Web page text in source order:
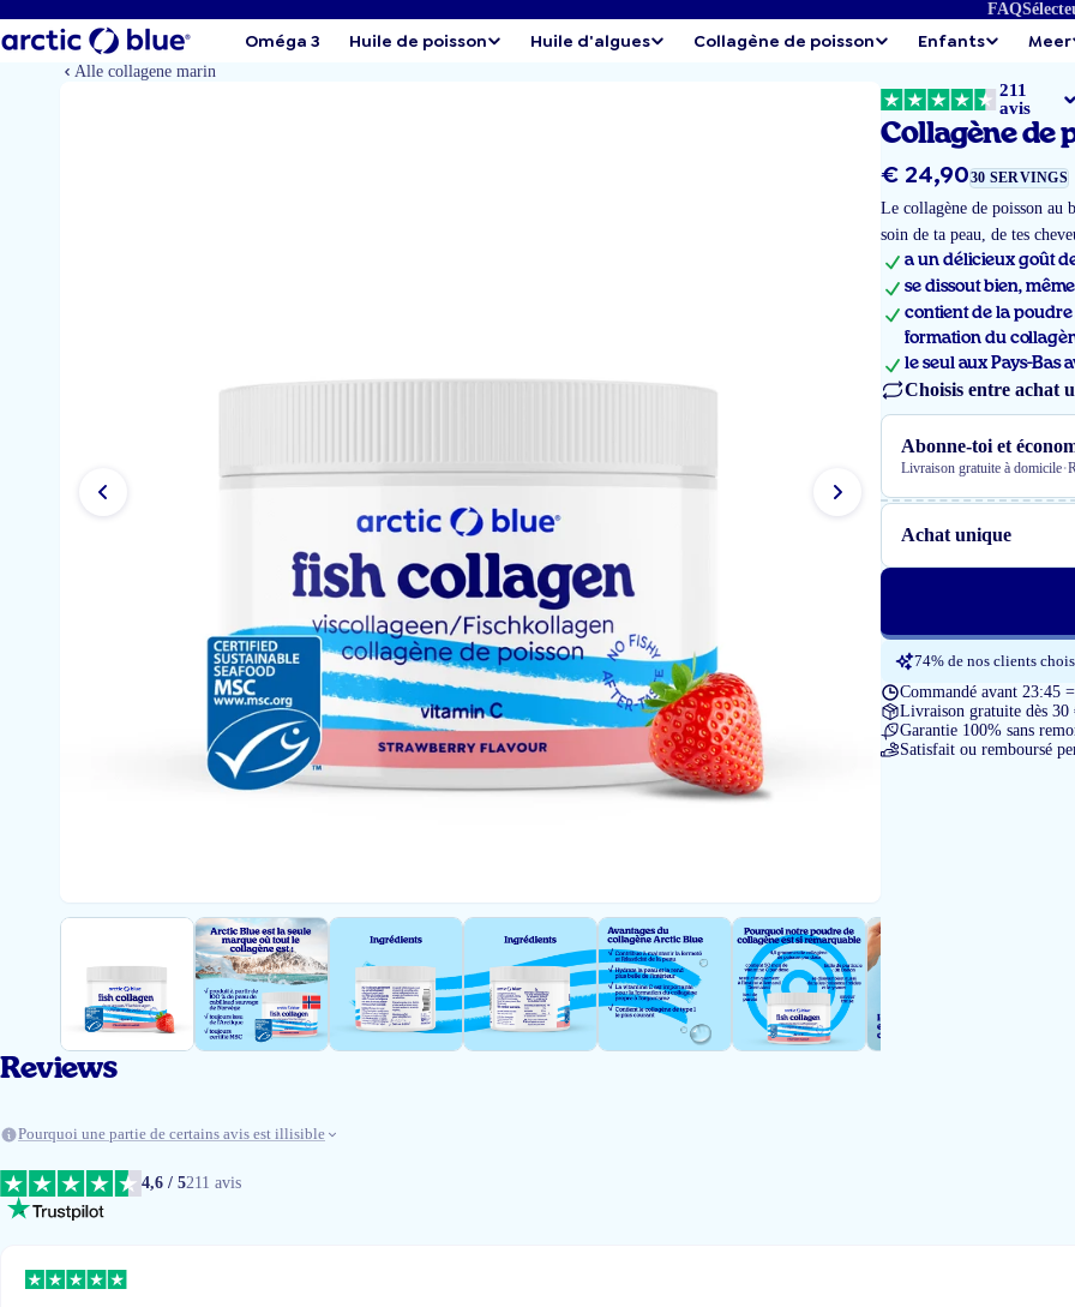
FAQ
Oméga 3 Huile de poisson Huile d'algues Collagène de poisson Enfants Meer
Alle collagene marin
211
avis
Collagène de
Prix
régulier
€ 24,9030 SERVINGS
Le collagène de poisson au
soin de ta peau, de tes
a un délicieux goût
se dissout bien,
contient de la
formation du
le seul aux Pays-Bas
Choisis entre achat
Abonne-toi et
Livraison gratuite à domicile·
Achat unique
74% de nos clients
Commandé avant 23:45
Livraison gratuite dès 30
Garantie 100% sans
Satisfait ou remboursé
Reviews
Pourquoi une partie de certains avis est illisible
4,6 / 5211 avis